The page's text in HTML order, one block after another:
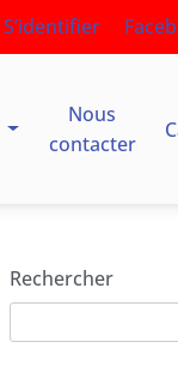
S’identifier
Nous
contacter
Rechercher